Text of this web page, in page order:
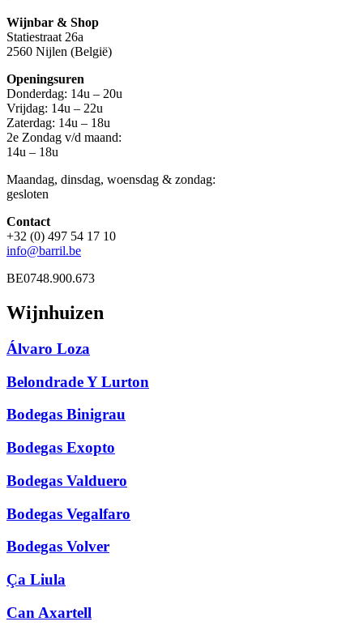
Wijnbar & Shop
Statiestraat 26a
2560 Nijlen (België)
Openingsuren
Donderdag: 14u – 20u
Vrijdag: 14u – 22u
Zaterdag: 14u – 18u
2e Zondag v/d maand:
14u – 18u
Maandag, dinsdag, woensdag & zondag:
gesloten
Contact
+32 (0) 497 54 17 10
info@barril.be
BE0748.900.673
Wijnhuizen
Álvaro Loza
Belondrade Y Lurton
Bodegas Binigrau
Bodegas Exopto
Bodegas Valduero
Bodegas Vegalfaro
Bodegas Volver
Ça Liula
Can Axartell